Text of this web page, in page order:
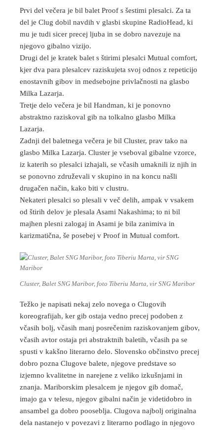
Prvi del večera je bil balet Proof s šestimi plesalci. Za ta
del je Clug dobil navdih v glasbi skupine RadioHead, ki
mu je tudi sicer precej ljuba in se dobro navezuje na
njegovo gibalno vizijo.
Drugi del je kratek balet s štirimi plesalci Mutual comfort,
kjer dva para plesalcev raziskujeta svoj odnos z repeticijo
enostavnih gibov in medsebojne privlačnosti na glasbo
Milka Lazarja.
Tretje delo večera je bil Handman, ki je ponovno
abstraktno raziskoval gib na tolkalno glasbo Milka
Lazarja.
Zadnji del baletnega večera je bil Cluster, prav tako na
glasbo Milka Lazarja. Cluster je vseboval gibalne vzorce,
iz katerih so plesalci izhajali, se včasih umaknili iz njih in
se ponovno združevali v skupino in na koncu našli
drugačen način, kako biti v clustru.
Nekateri plesalci so plesali v več delih, ampak v vsakem
od štirih delov je plesala Asami Nakashima; to ni bil
majhen plesni zalogaj in Asami je bila zanimiva in
karizmatična, še posebej v Proof in Mutual comfort.
Cluster, Balet SNG Maribor, foto Tiberiu Marta, vir SNG Maribor
Težko je napisati nekaj zelo novega o Clugovih
koreografijah, ker gib ostaja vedno precej podoben z
včasih bolj, včasih manj posrečenim raziskovanjem gibov,
včasih avtor ostaja pri abstraktnih baletih, včasih pa se
spusti v kakšno literarno delo. Slovensko občinstvo precej
dobro pozna Clugove balete, njegove predstave so
izjemno kvalitetne in narejene z veliko izkušnjami in
znanja. Mariborskim plesalcem je njegov gib domač,
imajo ga v telesu, njegov gibalni način je videtidobro in
ansambel ga dobro pooseblja. Clugova najbolj originalna
dela nastanejo v povezavi z literarno podlago in njegovo